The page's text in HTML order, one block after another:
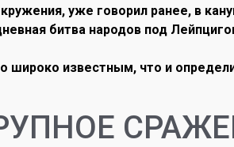
уже говорил ранее, в
битва народов под
широко известным, что и